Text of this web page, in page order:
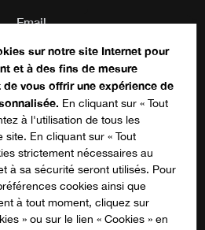
Email
des fins de
inchangé.
à notre newsletter
!
sur notre site Internet pour
et à des fins de mesure
vous offrir une expérience de
En cliquant sur « Tout
à l'utilisation de tous les
En cliquant sur « Tout
strictement nécessaires au
à sa sécurité seront utilisés. Pour
cookies ainsi que
à tout moment, cliquez sur
» ou sur le lien « Cookies » en